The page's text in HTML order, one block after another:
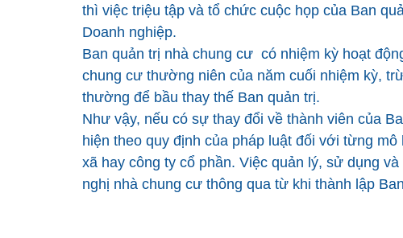
thì việc triệu tập và tổ chức cuộc họp của Ban
Doanh nghiệp.
Ban quản trị nhà chung cư có nhiệm kỳ hoạt
chung cư thường niên của năm cuối nhiệm kỳ,
thường để bầu thay thế Ban quản trị.
Như vậy, nếu có sự thay đổi về thành viên của
hiện theo quy định của pháp luật đối với từng
xã hay công ty cổ phần. Việc quản lý, sử dụng
nghị nhà chung cư thông qua từ khi thành lập